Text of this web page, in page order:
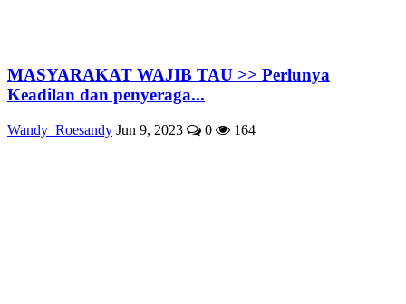
MASYARAKAT WAJIB TAU >> Perlunya
Keadilan dan penyeraga...
Wandy_Roesandy Jun 9, 2023 0 164